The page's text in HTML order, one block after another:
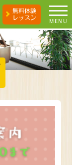
無料体験
レッスン
MENU